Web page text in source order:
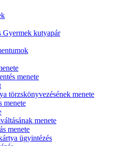
Gyermek kutyapár
menete
törzskönyvezésének menete
menete
menete
menete
ügyintézés